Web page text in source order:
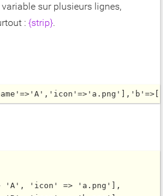
sur plusieurs lignes,
: {strip}.
'A', 'icon' => 'a.png'],